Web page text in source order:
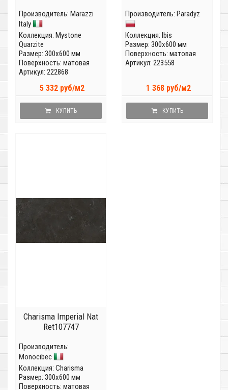
Производитель: Marazzi
Italy
Коллекция: Mystone
Quarzite
Размер: 300x600 мм
Поверхность: матовая
Артикул: 222868
5 332 руб/м2
КУПИТЬ
Производитель: Paradyz
Коллекция: Ibis
Размер: 300x600 мм
Поверхность: матовая
Артикул: 223558
1 368 руб/м2
КУПИТЬ
Charisma Imperial Nat
Ret107747
Производитель:
Monocibec
Коллекция: Charisma
Размер: 300x600 мм
Поверхность: матовая